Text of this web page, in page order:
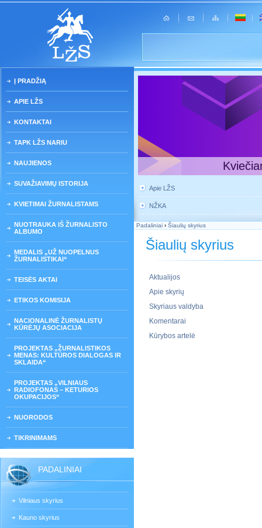
Į PRADŽIĄ
APIE LŽS
KONTAKTAI
TAPK LŽS NARIU
NAUJIENOS
SUVAŽIAVIMŲ ISTORIJA
KVIETIMAI ŽURNALISTAMS
NUOTRAUKA IŠ ŽURNALISTO
ALBUMO
MEDALIS „UŽ NUOPELNUS
ŽURNALISTIKAI“
TEISĖS AKTAI
ETIKOS KOMISIJA
NACIONALINĖ ŽURNALISTŲ
KŪRĖJŲ ASOCIACIJA
PROJEKTAS „ŽURNALISTIKOS
MENAS: KULTŪROS DIALOGAS IR
SKLAIDA“
PROJEKTAS „VILNIAUS
RADIOFONAS – KETURIOS
OKUPACIJOS“
NUORODOS
TIKRINIMAMS
PADALINIAI
Vilniaus skyrius
Kauno skyrius
Apie LŽS
NŽKA
Padaliniai › Šiaulių skyrius
Šiaulių skyrius
Aktualijos
Apie skyrių
Skyriaus valdyba
Komentarai
Kūrybos artelė